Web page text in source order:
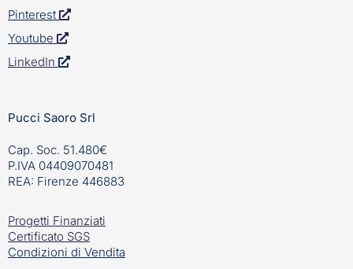
Pinterest
Youtube
LinkedIn
Pucci Saoro Srl
Cap. Soc. 51.480€
P.IVA 04409070481
REA: Firenze 446883
Progetti Finanziati
Certificato SGS
Condizioni di Vendita